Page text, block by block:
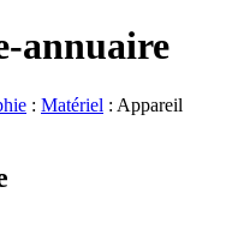
annuaire
: Matériel : Appareil